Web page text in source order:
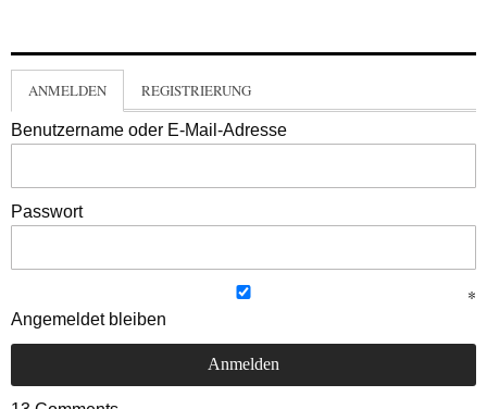
ANMELDEN REGISTRIERUNG
Benutzername oder E-Mail-Adresse
Passwort
Angemeldet bleiben